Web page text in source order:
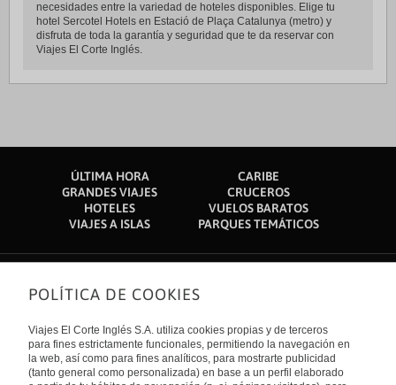
necesidades entre la variedad de hoteles disponibles. Elige tu
hotel Sercotel Hotels en Estació de Plaça Catalunya (metro) y
disfruta de toda la garantía y seguridad que te da reservar con
Viajes El Corte Inglés.
ÚLTIMA HORA
CARIBE
GRANDES VIAJES
CRUCEROS
HOTELES
VUELOS BARATOS
VIAJES A ISLAS
PARQUES TEMÁTICOS
Sobre nosotros
Quiénes somos
Financiación
Sostenibilidad
Turismo accesible
Tarjeta El Corte Inglés
Enlaces de interés
Guías de viaje
POLÍTICA DE COOKIES
Viajes El Corte Inglés S.A. utiliza cookies propias y de terceros
para fines estrictamente funcionales, permitiendo la navegación en
la web, así como para fines analíticos, para mostrarte publicidad
(tanto general como personalizada) en base a un perfil elaborado